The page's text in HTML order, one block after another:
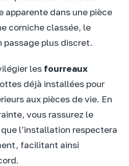
apparente dans une pièce
corniche classée, le
passage plus discret.
les fourreaux
déjà installées pour
aux pièces de vie. En
vous rassurez le
l’installation respectera
facilitant ainsi